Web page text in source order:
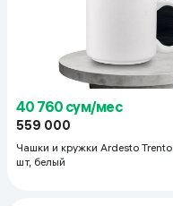
40 760 сум/мес
559 000
Чашки и кружки Ardesto Trento 12
шт, белый